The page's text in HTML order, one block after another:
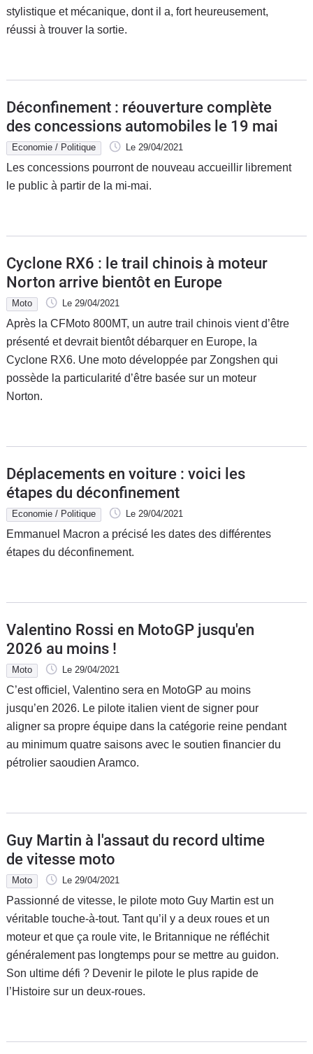
stylistique et mécanique, dont il a, fort heureusement,
réussi à trouver la sortie.
Déconfinement : réouverture complète
des concessions automobiles le 19 mai
Economie / Politique Le 29/04/2021
Les concessions pourront de nouveau accueillir librement
le public à partir de la mi-mai.
Cyclone RX6 : le trail chinois à moteur
Norton arrive bientôt en Europe
Moto Le 29/04/2021
Après la CFMoto 800MT, un autre trail chinois vient d’être
présenté et devrait bientôt débarquer en Europe, la
Cyclone RX6. Une moto développée par Zongshen qui
possède la particularité d’être basée sur un moteur
Norton.
Déplacements en voiture : voici les
étapes du déconfinement
Economie / Politique Le 29/04/2021
Emmanuel Macron a précisé les dates des différentes
étapes du déconfinement.
Valentino Rossi en MotoGP jusqu'en
2026 au moins !
Moto Le 29/04/2021
C’est officiel, Valentino sera en MotoGP au moins
jusqu’en 2026. Le pilote italien vient de signer pour
aligner sa propre équipe dans la catégorie reine pendant
au minimum quatre saisons avec le soutien financier du
pétrolier saoudien Aramco.
Guy Martin à l'assaut du record ultime
de vitesse moto
Moto Le 29/04/2021
Passionné de vitesse, le pilote moto Guy Martin est un
véritable touche-à-tout. Tant qu’il y a deux roues et un
moteur et que ça roule vite, le Britannique ne réfléchit
généralement pas longtemps pour se mettre au guidon.
Son ultime défi ? Devenir le pilote le plus rapide de
l’Histoire sur un deux-roues.